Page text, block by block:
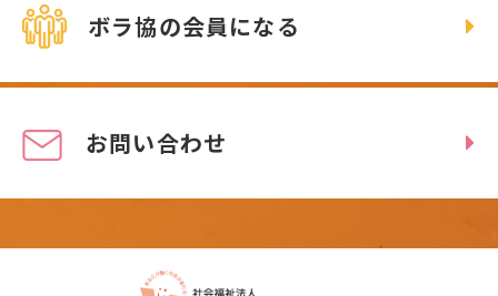
ボラ協の会員になる
お問い合わせ